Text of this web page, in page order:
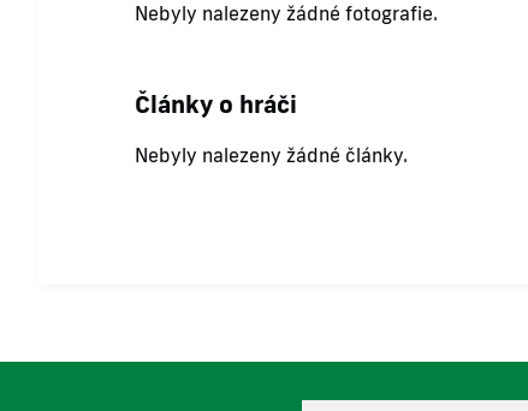
Nebyly nalezeny žádné fotografie.
Články o hráči
Nebyly nalezeny žádné články.